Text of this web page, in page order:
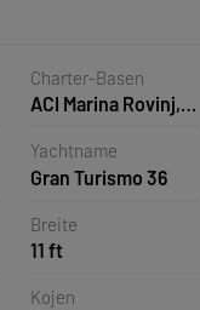
Charter-Basen
ACI Marina Rovinj,
Yachtname
Gran Turismo 36
Breite
11 ft
Kojen